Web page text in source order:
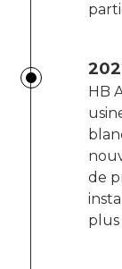
HB
de
plus